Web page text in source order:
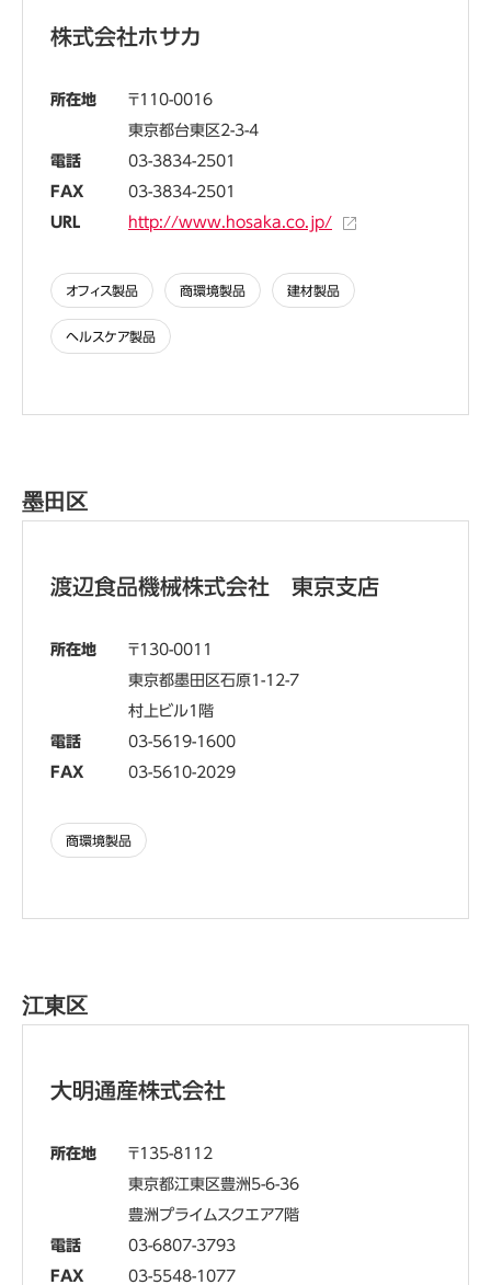
株式会社ホサカ
所在地
110-0016
東京都台東区2-3-4
電話
03-3834-2501
FAX
03-3834-2501
URL
http://www.hosaka.co.jp/
オフィス製品 商環境製品 建材製品
ヘルスケア製品
墨田区
渡辺食品機械株式会社 東京支店
所在地
130-0011
東京都墨田区石原1-12-7
村上ビル1階
電話
03-5619-1600
FAX
03-5610-2029
商環境製品
江東区
大明通産株式会社
所在地
135-8112
東京都江東区豊洲5-6-36
豊洲プライムスクエア7階
電話
03-6807-3793
FAX
03-5548-1077